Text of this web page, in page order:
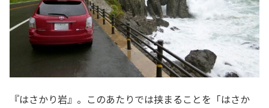
『はさかり岩』。このあたりでは挟まることを「はさか